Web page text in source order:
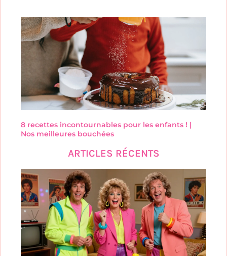
8 recettes incontournables pour les enfants ! |
Nos meilleures bouchées
ARTICLES RÉCENTS